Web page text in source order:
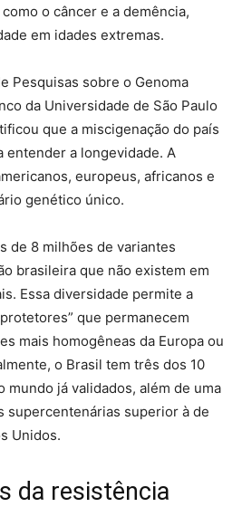
o câncer e a demência,
em idades extremas.
Pesquisas sobre o Genoma
da Universidade de São Paulo
que a miscigenação do país
entender a longevidade. A
europeus, africanos e
genético único.
de 8 milhões de variantes
brasileira que não existem em
Essa diversidade permite a
que permanecem
mais homogêneas da Europa ou
o Brasil tem três dos 10
mundo já validados, além de uma
supercentenárias superior à de
Unidos.
da resistência